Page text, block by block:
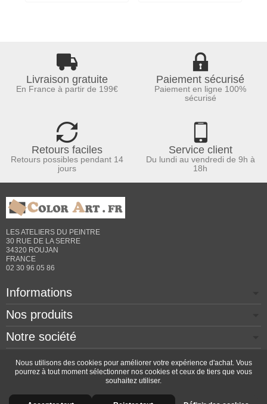
Livraison gratuite
En France à partir de 199€
Paiement sécurisé
Paiement en ligne 100%
sécurisé
Retours faciles
Retours possibles pendant 14
jours
Service client
Du lundi au vendredi de 9h à
18h
LES ATELIERS DU PEINTRE
30 RUE DE LA SERRE
34320 ROUJAN
FRANCE
02 30 96 05 86
Informations
Nos produits
Notre société
Contactez-nous
Copyright © 2026 - Design by Prestacrea - Ecommerce
Nous utilisons des cookies pour améliorer votre expérience d'achat. Vous
pourrez à tout moment sélectionner nos cookies et ceux de tiers que vous
souhaitez utiliser.